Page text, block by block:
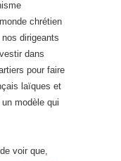
chrétien
dirigeants
dans
pour faire
laïques et
modèle qui
voir que,